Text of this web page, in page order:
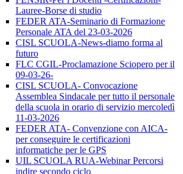
Lauree-Borse di studio
FEDER ATA-Seminario di Formazione
Personale ATA del 23-03-2026
CISL SCUOLA-News-diamo forma al
futuro
FLC CGIL-Proclamazione Sciopero per il
09-03-26-
CISL SCUOLA- Convocazione
Assemblea Sindacale per tutto il personale
della scuola in orario di servizio mercoledì
11-03-2026
FEDER ATA- Convenzione con AICA-
per conseguire le certificazioni
informatiche per le GPS
UIL SCUOLA RUA-Webinar Percorsi
indire secondo ciclo